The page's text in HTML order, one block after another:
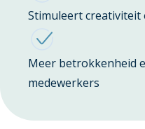
Stimuleert creativiteit
Meer betrokkenheid
medewerkers